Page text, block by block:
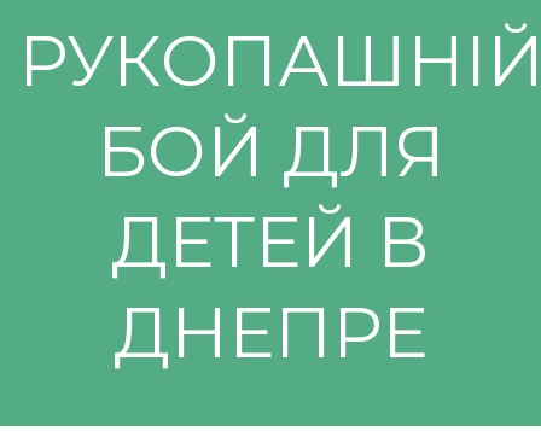
БОЙ ДЛЯ
ДЕТЕЙ В
ДНЕПРЕ